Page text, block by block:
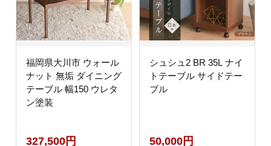
福岡県大川市 ウォール
ナット 無垢 ダイニング
テーブル 幅150 ウレタ
ン塗装
327,500円
シュシュ2 BR 35L ナイ
トテーブル サイドテー
ブル
50,000円